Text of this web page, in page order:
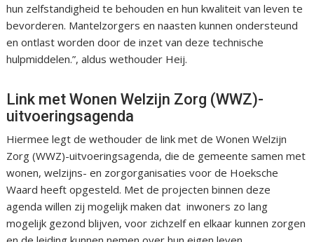
hun zelfstandigheid te behouden en hun kwaliteit van leven te
bevorderen. Mantelzorgers en naasten kunnen ondersteund
en ontlast worden door de inzet van deze technische
hulpmiddelen.”, aldus wethouder Heij.
Link met Wonen Welzijn Zorg (WWZ)-
uitvoeringsagenda
Hiermee legt de wethouder de link met de Wonen Welzijn
Zorg (WWZ)-uitvoeringsagenda, die de gemeente samen met
wonen, welzijns- en zorgorganisaties voor de Hoeksche
Waard heeft opgesteld. Met de projecten binnen deze
agenda willen zij mogelijk maken dat inwoners zo lang
mogelijk gezond blijven, voor zichzelf en elkaar kunnen zorgen